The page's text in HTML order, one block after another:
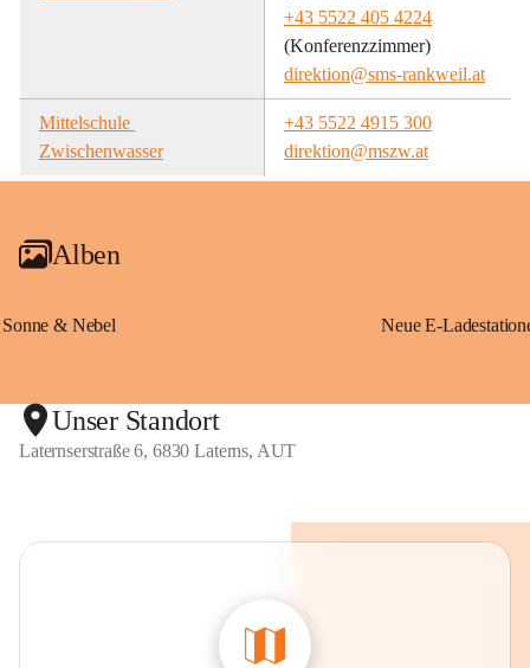
+43 5522 405 4224
(Konferenzzimmer)
direktion@sms-rankweil.at
Mittelschule
Zwischenwasser
+43 5522 4915 300
direktion@mszw.at
Alben
Sonne & Nebel
Unser Standort
Laternserstraße 6, 6830 Laterns, AUT